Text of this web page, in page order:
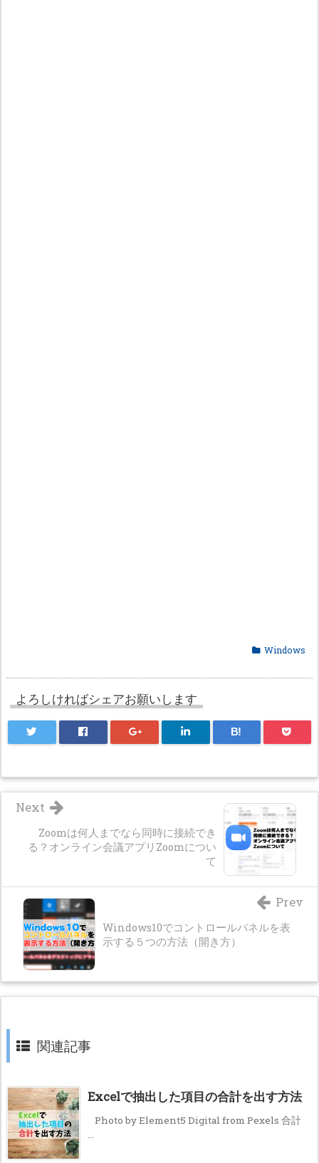
Windows
よろしければシェアお願いします
B!
Zoomは何人までなら同時に接続でき
る？オンライン会議アプリZoomについ
て
Next
Windows10でコントロールパネルを表
示する５つの方法（開き方）
Prev
関連記事
Excelで抽出した項目の合計を出す方法
Photo by Element5 Digital from Pexels 合計